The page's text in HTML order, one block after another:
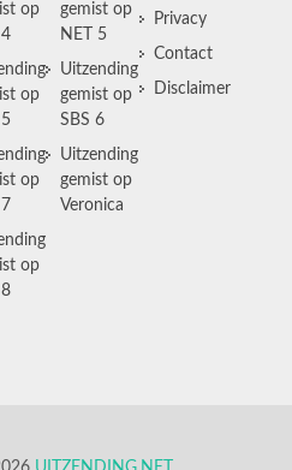
op
op
op
op
gemist op
NET 5
Uitzending
gemist op
SBS 6
Uitzending
gemist op
Veronica
Privacy
Contact
Disclaimer